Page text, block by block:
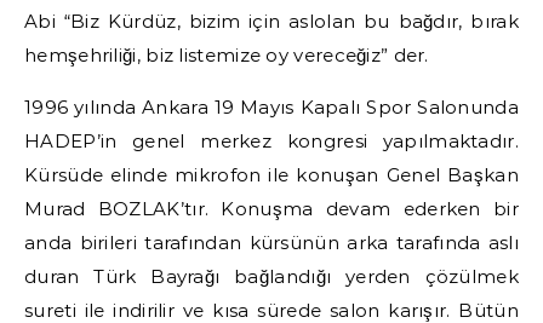
Abi “Biz Kürdüz, bizim için aslolan bu bağdır, bırak
hemşehriliği, biz listemize oy vereceğiz” der.
1996 yılında Ankara 19 Mayıs Kapalı Spor Salonunda
HADEP’in genel merkez kongresi yapılmaktadır.
Kürsüde elinde mikrofon ile konuşan Genel Başkan
Murad BOZLAK’tır. Konuşma devam ederken bir
anda birileri tarafından kürsünün arka tarafında aslı
duran Türk Bayrağı bağlandığı yerden çözülmek
sureti ile indirilir ve kısa sürede salon karışır. Bütün